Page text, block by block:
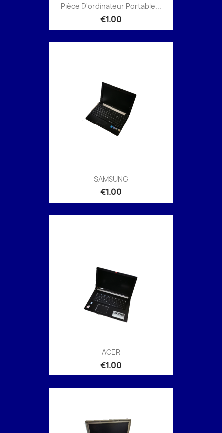
Pièce D'ordinateur Portable...
€1.00
SAMSUNG
€1.00
ACER
€1.00